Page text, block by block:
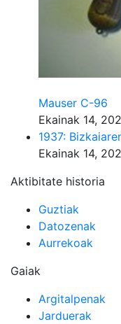
Mauser C-96
Ekainak 14,
1937:
Ekainak 14,
Aktibitate historia
Guztiak
Datozenak
Aurrekoak
Gaiak
Argitalpenak
Jarduerak